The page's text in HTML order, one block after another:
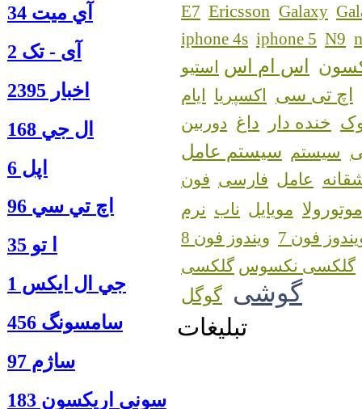
آي ميت 34
آی - تک 2
اخبار 2395
ال جي 168
اپل 6
اچ تي سي 96
ا‍ تو 35
جي ال ايكس 1
سامسونگ 456
ساژم 97
سوني اريكسون 183
E7 Ericsson Galaxy
iphone 4s iphone 5 N9
اس ام اس استیو
اچ تی سی اکسپریا ایام
خنده دار داغ دوربین
سیستم سیستم عامل
عامل فارسی فون
موتورولا مویایل ناب نرم
فون 7
ویندوز فون 8
گلکسی نکسوس
گوشی گوگل
تبلیغات